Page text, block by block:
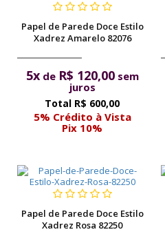
Papel de Parede Doce Estilo
Xadrez Amarelo 82076
5xde R$ 120,00sem
juros
R$ 600,00
5% Crédito à Vista
Pix 10%
Papel de Parede Doce Estilo
Xadrez Rosa 82250